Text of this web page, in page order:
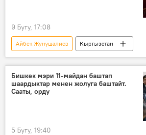
9 Бугу, 17:08
Айбек Жунушалиев
Кыргызстан
Бишкек
Улуу Жеңиш
ардагер
согуш
мэр
куттуктоо
Сүрөт
Бишкек мэри 11-майдан баштап
шаардыктар менен жолуга баштайт.
Сааты, орду
5 Бугу, 19:40